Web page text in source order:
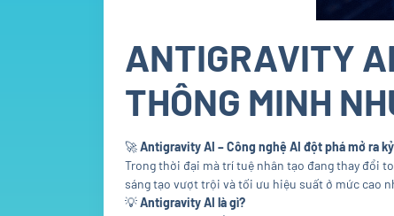
ANTIGRAVITY
THÔNG MINH
🚀Antigravity AI – Công nghệ AI đột phá mở ra
Trong thời đại mà trí tuệ nhân tạo đang thay đổi
sáng tạo vượt trội và tối ưu hiệu suất ở mức cao
💡Antigravity AI là gì?